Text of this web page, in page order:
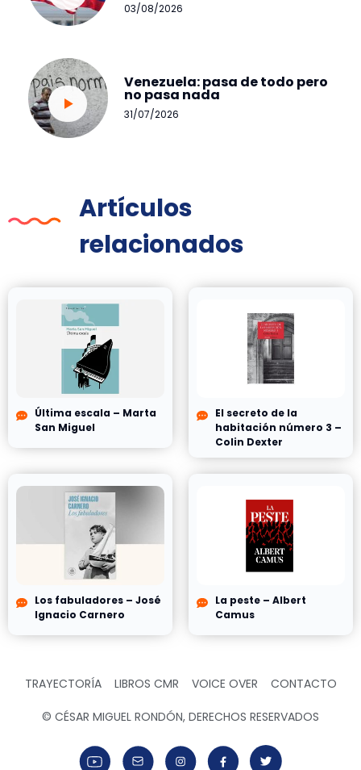
03/08/2026
Venezuela: pasa de todo pero
no pasa nada
31/07/2026
Artículos
relacionados
Última escala – Marta
San Miguel
El secreto de la
habitación número 3 –
Colin Dexter
Los fabuladores – José
Ignacio Carnero
La peste – Albert
Camus
TRAYECTORÍA LIBROS CMR VOICE OVER CONTACTO
© CÉSAR MIGUEL RONDÓN, DERECHOS RESERVADOS